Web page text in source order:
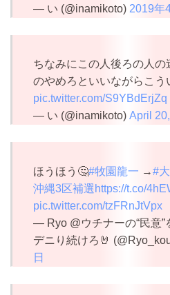
— い (@inamikoto) 2019年
ちなみにこの人後ろの人の
のやめろといいながらこう
pic.twitter.com/S9YBdErjZq
— い (@inamikoto) April
ほうほう🤔#牧園龍一 →#
沖縄3区補選https://t.co/
pic.twitter.com/tzFRnJtVpx
— Ryo @ウチナーの“民意”
デニり続けろ🤘
日